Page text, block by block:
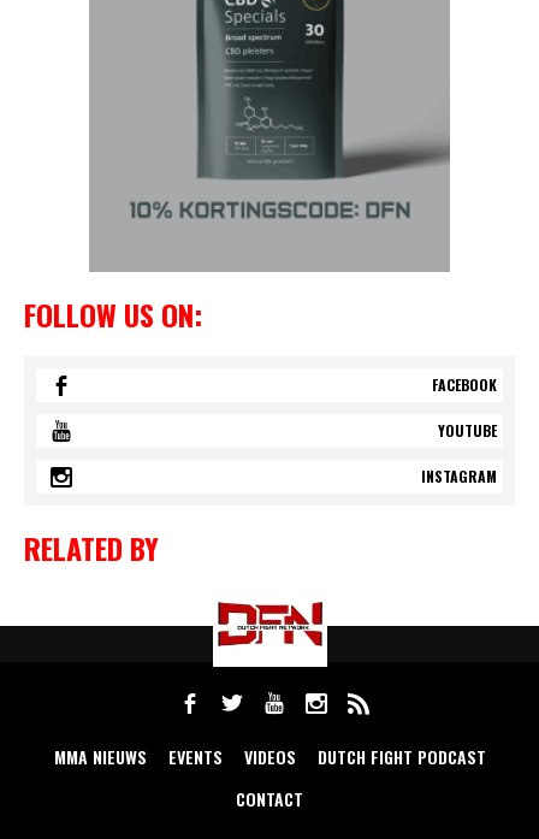
FOLLOW US ON:
FACEBOOK
YOUTUBE
INSTAGRAM
RELATED BY
MMA NIEUWS EVENTS VIDEOS
DUTCH FIGHT PODCAST
CONTACT